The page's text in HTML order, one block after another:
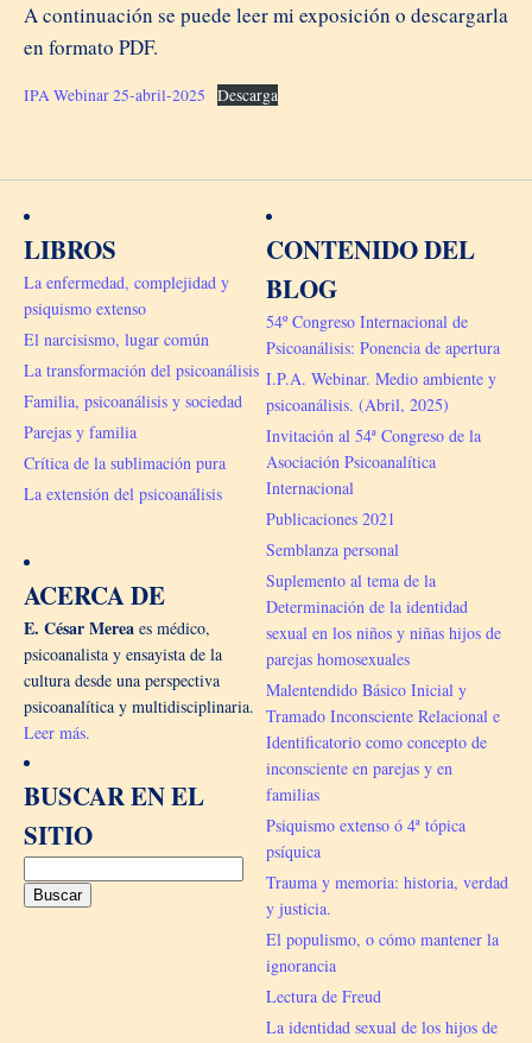
A continuación se puede leer mi exposición o descargarla
en formato PDF.
IPA Webinar 25-abril-2025 Descarga
LIBROS
La enfermedad, complejidad y
psiquismo extenso
El narcisismo, lugar común
La transformación del psicoanálisis
Familia, psicoanálisis y sociedad
Parejas y familia
Crítica de la sublimación pura
La extensión del psicoanálisis
ACERCA DE
E. César Merea es médico,
psicoanalista y ensayista de la
cultura desde una perspectiva
psicoanalítica y multidisciplinaria.
Leer más.
BUSCAR EN EL
SITIO
CONTENIDO DEL
BLOG
54º Congreso Internacional de
Psicoanálisis: Ponencia de apertura
I.P.A. Webinar. Medio ambiente y
psicoanálisis. (Abril, 2025)
Invitación al 54ª Congreso de la
Asociación Psicoanalítica
Internacional
Publicaciones 2021
Semblanza personal
Suplemento al tema de la
Determinación de la identidad
sexual en los niños y niñas hijos de
parejas homosexuales
Malentendido Básico Inicial y
Tramado Inconsciente Relacional e
Identificatorio como concepto de
inconsciente en parejas y en
familias
Psiquismo extenso ó 4ª tópica
psíquica
Trauma y memoria: historia, verdad
y justicia.
El populismo, o cómo mantener la
ignorancia
Lectura de Freud
La identidad sexual de los hijos de